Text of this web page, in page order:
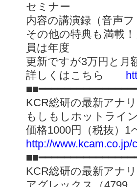
セミナー
内容の講演録（音声
その他の特典も満載
員は年度
更新ですが3万円と月
詳しくはこちら
KCR総研の最新アナ
もしもしホットライ
価格1000円（税抜）1
http://www.kcam.co.jp/
KCR総研の最新アナ